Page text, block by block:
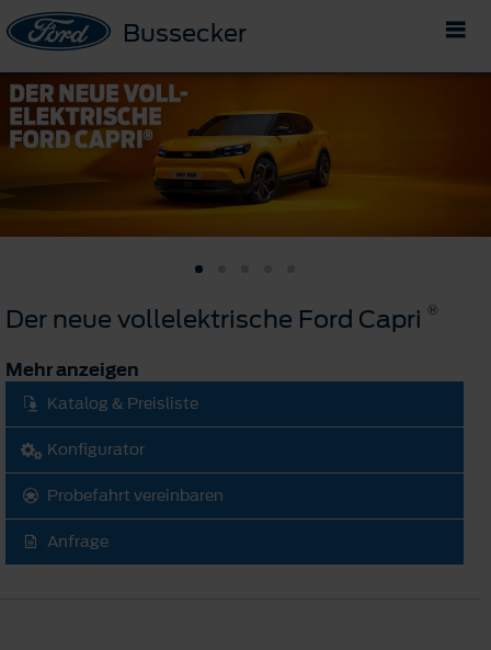
Bussecker
Der neue vollelektrische Ford Capri ®
Mehr anzeigen
Katalog & Preisliste
Konfigurator
Probefahrt vereinbaren
Anfrage